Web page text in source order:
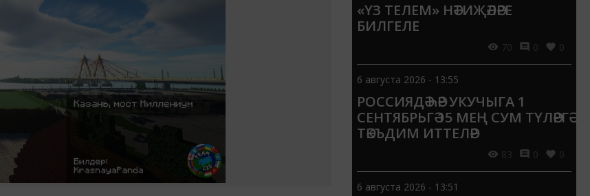
«ҮЗ ТЕЛЕМ» НӘТИҖӘЛӘРЕ
БИЛГЕЛЕ
70 0 0
6 августа 2026 - 13:55
РОССИЯДӘ ҺӘР УКУЧЫГА 1
СЕНТЯБРЬГӘ 15 МЕҢ СУМ ТҮЛӘРГӘ
ТӘКЪДИМ ИТТЕЛӘР
83 0 0
6 августа 2026 - 13:51